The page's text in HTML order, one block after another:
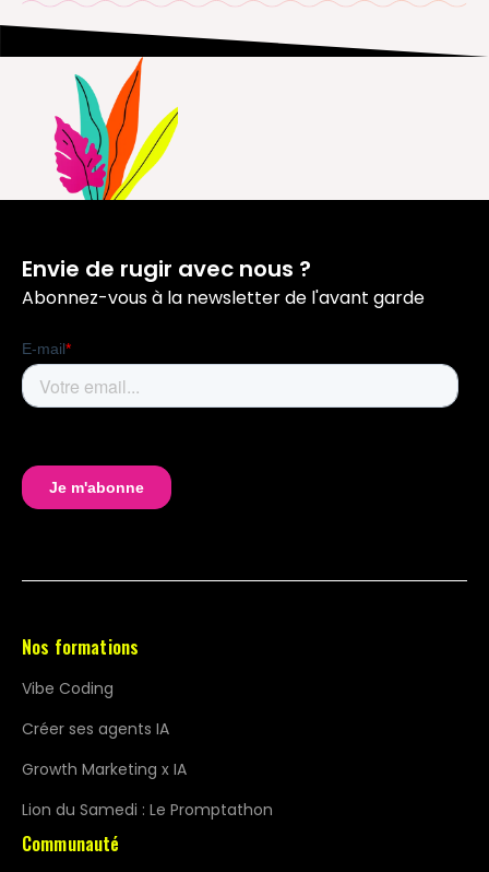
elles ont lieu le soir afin que cela soit
compatible avec votre activité
professionnelle. Il y a une session par semaine,
ce qui permet, entre chaque session,
d’appliquer les principes vus ensemble et
revenir à la session suivante avec ses
apprentissages et des questions à poser à nos
intervenants.
Nos formations en présentiel se déroule sur le
Paris, entre Opéra et Bourse, au 75 rue de
Richelieu, 75002 PARIS. Il s’agit d’un lieu
chaleureux et inspirant qui pousse à la remise
format 100% en ligne, avec la même qualité de
programme que sur le format présentiel.
programme sur les pages formations
associées, dans la rubrique"À quels profils
s'adresse la formation ?"
L’objectif est de venir développer des
nouveaux métiers et/ou de nouvelles
compétences. Nous recherchons des profils
dynamiques et bienveillants, qui ont soif
dans le cambouis pour développer leur
potentiel et devenir moteur de leur carrière
professionnelle.
Envie de rugir avec nous ?
Abonnez-vous à la newsletter de l'avant garde
Nos formations
Vibe Coding
Créer ses agents IA
Growth Marketing x IA
Lion du Samedi : Le Promptathon
Communauté